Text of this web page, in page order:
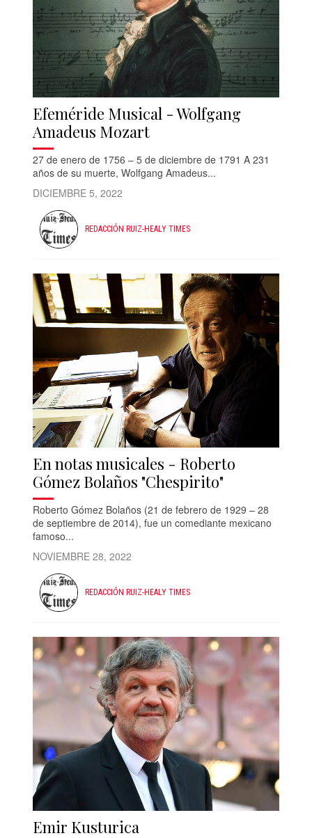
Efeméride Musical - Wolfgang
Amadeus Mozart
27 de enero de 1756 – 5 de diciembre de 1791 A 231
años de su muerte, Wolfgang Amadeus...
DICIEMBRE 5, 2022
REDACCIÓN RUIZ-HEALY TIMES
En notas musicales - Roberto
Gómez Bolaños "Chespirito"
Roberto Gómez Bolaños (21 de febrero de 1929 – 28
de septiembre de 2014), fue un comediante mexicano
famoso...
NOVIEMBRE 28, 2022
REDACCIÓN RUIZ-HEALY TIMES
Emir Kusturica